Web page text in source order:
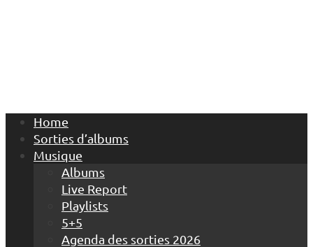
Home
Sorties d’albums
Musique
Albums
Live Report
Playlists
5+5
Agenda des sorties 2026